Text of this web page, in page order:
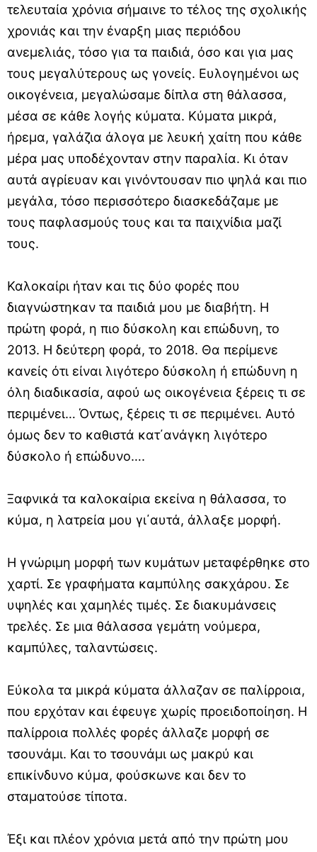
τελευταία χρόνια σήμαινε το τέλος της σχολικής
χρονιάς και την έναρξη μιας περιόδου
ανεμελιάς, τόσο για τα παιδιά, όσο και για μας
τους μεγαλύτερους ως γονείς. Ευλογημένοι ως
οικογένεια, μεγαλώσαμε δίπλα στη θάλασσα,
μέσα σε κάθε λογής κύματα. Κύματα μικρά,
ήρεμα, γαλάζια άλογα με λευκή χαίτη που κάθε
μέρα μας υποδέχονταν στην παραλία. Κι όταν
αυτά αγρίευαν και γινόντουσαν πιο ψηλά και πιο
μεγάλα, τόσο περισσότερο διασκεδάζαμε με
τους παφλασμούς τους και τα παιχνίδια μαζί
τους.
Καλοκαίρι ήταν και τις δύο φορές που
διαγνώστηκαν τα παιδιά μου με διαβήτη. Η
πρώτη φορά, η πιο δύσκολη και επώδυνη, το
2013. Η δεύτερη φορά, το 2018. Θα περίμενε
κανείς ότι είναι λιγότερο δύσκολη ή επώδυνη η
όλη διαδικασία, αφού ως οικογένεια ξέρεις τι σε
περιμένει… Όντως, ξέρεις τι σε περιμένει. Αυτό
όμως δεν το καθιστά κατ΄ανάγκη λιγότερο
δύσκολο ή επώδυνο….
Ξαφνικά τα καλοκαίρια εκείνα η θάλασσα, το
κύμα, η λατρεία μου γι΄αυτά, άλλαξε μορφή.
Η γνώριμη μορφή των κυμάτων μεταφέρθηκε στο
χαρτί. Σε γραφήματα καμπύλης σακχάρου. Σε
υψηλές και χαμηλές τιμές. Σε διακυμάνσεις
τρελές. Σε μια θάλασσα γεμάτη νούμερα,
καμπύλες, ταλαντώσεις.
Εύκολα τα μικρά κύματα άλλαζαν σε παλίρροια,
που ερχόταν και έφευγε χωρίς προειδοποίηση. Η
παλίρροια πολλές φορές άλλαζε μορφή σε
τσουνάμι. Και το τσουνάμι ως μακρύ και
επικίνδυνο κύμα, φούσκωνε και δεν το
σταματούσε τίποτα.
Έξι και πλέον χρόνια μετά από την πρώτη μου